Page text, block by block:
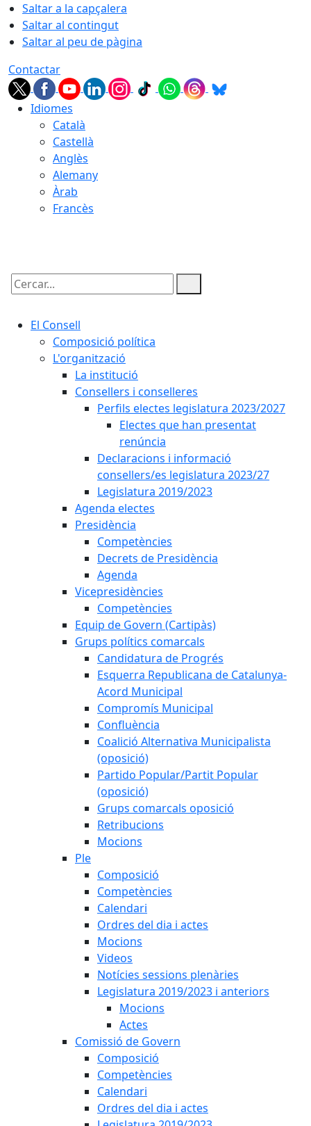
Saltar a la capçalera
Saltar al contingut
Saltar al peu de pàgina
Contactar
Idiomes
Català
Castellà
Anglès
Alemany
Àrab
Francès
Cercar:
El Consell
Composició política
L'organització
La institució
Consellers i conselleres
Perfils electes legislatura 2023/2027
Electes que han presentat
renúncia
Declaracions i informació
consellers/es legislatura 2023/27
Legislatura 2019/2023
Agenda electes
Presidència
Competències
Decrets de Presidència
Agenda
Vicepresidències
Competències
Equip de Govern (Cartipàs)
Grups polítics comarcals
Candidatura de Progrés
Esquerra Republicana de Catalunya-
Acord Municipal
Compromís Municipal
Confluència
Coalició Alternativa Municipalista
(oposició)
Partido Popular/Partit Popular
(oposició)
Grups comarcals oposició
Retribucions
Mocions
Ple
Composició
Competències
Calendari
Ordres del dia i actes
Mocions
Videos
Notícies sessions plenàries
Legislatura 2019/2023 i anteriors
Mocions
Actes
Comissió de Govern
Composició
Competències
Calendari
Ordres del dia i actes